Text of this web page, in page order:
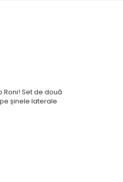
Roni! Set de două
șinele laterale